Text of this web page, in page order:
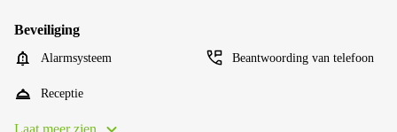
Beveiliging
Alarmsysteem Beantwoording van telefoon
Receptie
Laat meer zien